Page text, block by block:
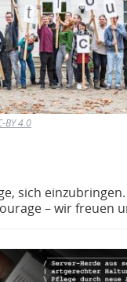
BY 4.0
sich
– wir freuen